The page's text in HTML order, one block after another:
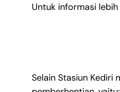
Untuk informasi
Selain Stasiun Kediri